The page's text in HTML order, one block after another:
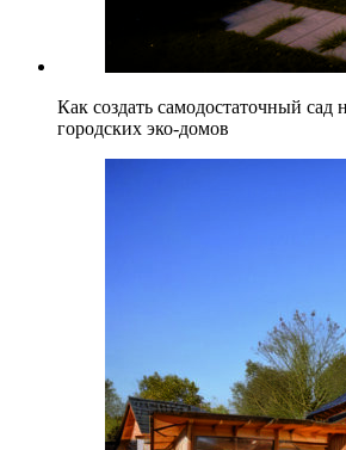
Как создать самодостаточный
городских эко-домов